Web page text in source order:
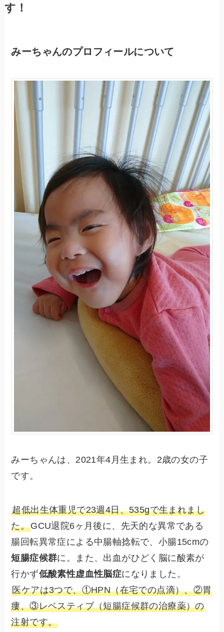
す！
みーちゃんのプロフィールについて
みーちゃんは、2021年4月生まれ。2歳の女の子
です。
超低出生体重児で23週4日、535gで生まれまし
た。GCU退院6ヶ月後に、先天的な異常である
腸回転異常症による中腸軸捻転で、小腸15cmの
短腸症候群に。また、出血がひどく脳に酸素が
行かず低酸素性虚血性脳症になりました。
医ケアは3つで、①HPN（在宅での点滴）、②胃
瘻、③レベスティブ（短腸症候群の治療薬）の
注射です。